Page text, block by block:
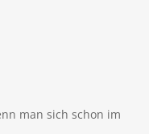
man sich schon im